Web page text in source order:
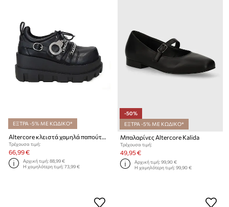
ΕΞΤΡΑ -5% ΜΕ ΚΩΔΙΚΟ*
Τρέχουσα τιμή:
66,99 €
Αρχική τιμή:88,99 €
Η χαμηλότερη τιμή:73,99 €
-50%
ΕΞΤΡΑ -5% ΜΕ ΚΩΔΙΚΟ*
Μπαλαρίνες Altercore Kalida
Τρέχουσα τιμή:
49,95 €
Αρχική τιμή:99,90 €
Η χαμηλότερη τιμή:99,90 €